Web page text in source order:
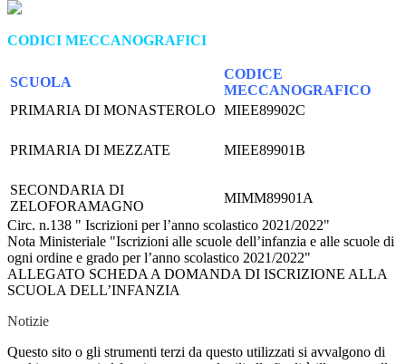
CODICI MECCANOGRAFICI
SCUOLA
CODICE
MECCANOGRAFICO
PRIMARIA DI MONASTEROLO MIEE89902C
PRIMARIA DI MEZZATE MIEE89901B
SECONDARIA DI
ZELOFORAMAGNO
MIMM89901A
Circ. n.138 " Iscrizioni per l’anno scolastico 2021/2022"
Nota Ministeriale "Iscrizioni alle scuole dell’infanzia e alle scuole di
ogni ordine e grado per l’anno scolastico 2021/2022"
ALLEGATO SCHEDA A DOMANDA DI ISCRIZIONE ALLA
SCUOLA DELL’INFANZIA
Notizie
Questo sito o gli strumenti terzi da questo utilizzati si avvalgono di